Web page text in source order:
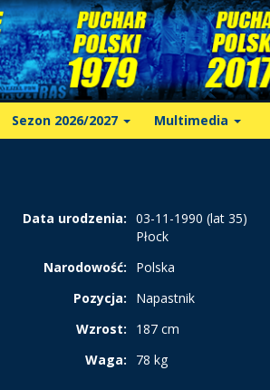
Sezon 2026/2027 Multimedia
Data urodzenia: 03-11-1990 (lat 35)
Płock
Narodowość:
Polska
Pozycja:
Napastnik
Wzrost:
187 cm
Waga:
78 kg